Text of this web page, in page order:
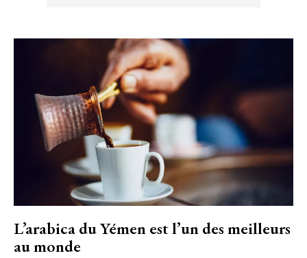
L’arabica du Yémen est l’un des meilleurs
au monde